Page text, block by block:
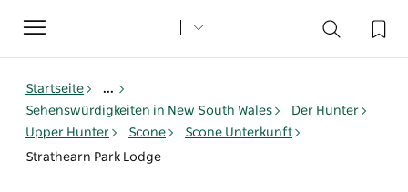
Toggle
navigation
Startseite
...
Sehenswürdigkeiten in New South Wales
Der Hunter
Upper Hunter
Scone
Scone Unterkunft
Strathearn Park Lodge